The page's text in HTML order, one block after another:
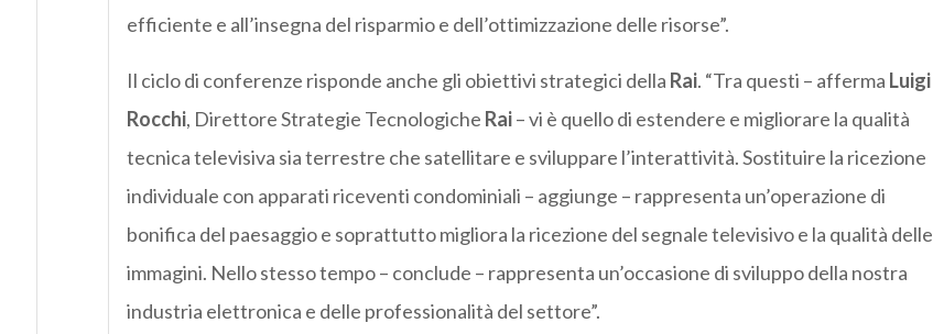
efficiente e all’insegna del risparmio e dell’ottimizzazione delle risorse”.
Il ciclo di conferenze risponde anche gli obiettivi strategici della Rai. “Tra questi – afferma Luigi
Rocchi, Direttore Strategie Tecnologiche Rai– vi è quello di estendere e migliorare la qualità
tecnica televisiva sia terrestre che satellitare e sviluppare l’interattività. Sostituire la ricezione
individuale con apparati riceventi condominiali – aggiunge – rappresenta un’operazione di
bonifica del paesaggio e soprattutto migliora la ricezione del segnale televisivo e la qualità delle
immagini. Nello stesso tempo – conclude – rappresenta un’occasione di sviluppo della nostra
industria elettronica e delle professionalità del settore”.